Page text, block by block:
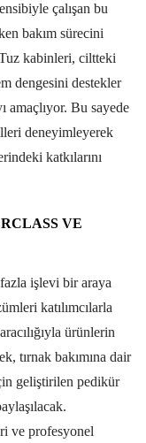
çalışan bu
bakım sürecini
kabinleri, ciltteki
dengesini destekler
amaçlıyor. Bu sayede
deneyimleyerek
katkılarını
VE
işlevi bir araya
katılımcılarla
ürünlerin
tırnak bakımına dair
geliştirilen pedikür
ve profesyonel